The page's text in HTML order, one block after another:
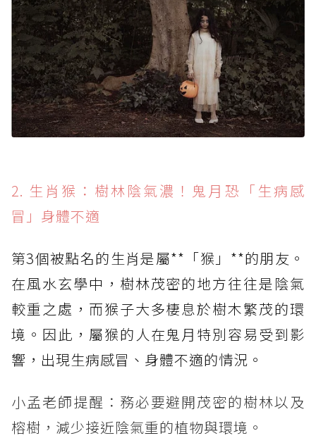
2. 生肖猴：樹林陰氣濃！鬼月恐「生病感
冒」身體不適
第3個被點名的生肖是屬**「猴」**的朋友。
在風水玄學中，樹林茂密的地方往往是陰氣
較重之處，而猴子大多棲息於樹木繁茂的環
境。因此，屬猴的人在鬼月特別容易受到影
響，出現生病感冒、身體不適的情況。
小孟老師提醒：務必要避開茂密的樹林以及
榕樹，減少接近陰氣重的植物與環境。